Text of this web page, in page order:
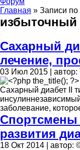
Главная » Записи по
избыточный
Сахарный
лечение,
03 Июл 2015 | автор:
Сахарный диабет II
заболевание,
Спортсмены
развития
18 Окт 2014 | автор: